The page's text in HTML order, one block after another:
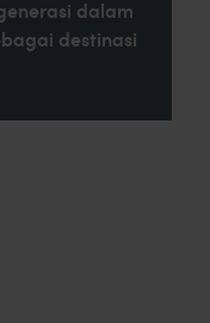
dalam
destinasi